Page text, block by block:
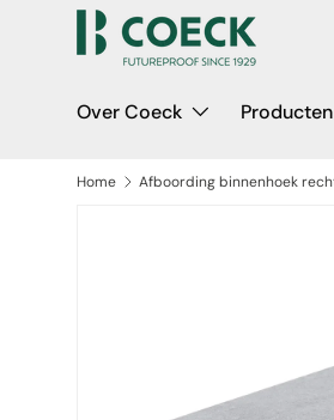
Ga naar inhoud
Over Coeck Producten
Home